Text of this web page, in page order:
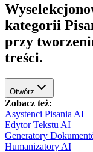
kategorii
przy
treści.
Otwórz
Zobacz też:
Asystenci Pisania AI
Edytor Tekstu AI
Generatory
Humanizatory AI